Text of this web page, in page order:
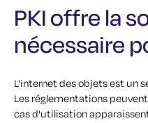
PKI offre la
nécessaire
L'internet des objets est un
Les réglementations
cas d'utilisation